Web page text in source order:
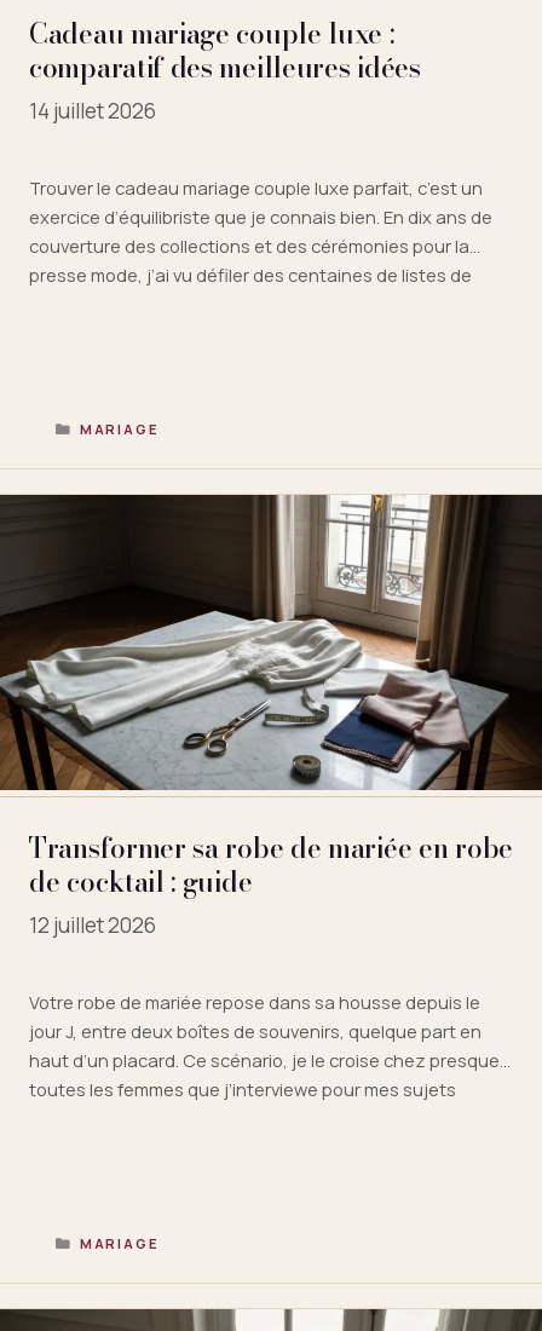
Cadeau mariage couple luxe :
comparatif des meilleures idées
14 juillet 2026
Trouver le cadeau mariage couple luxe parfait, c’est un
exercice d’équilibriste que je connais bien. En dix ans de
couverture des collections et des cérémonies pour la
presse mode, j’ai vu défiler des centaines de listes de
CATÉGORIES
MARIAGE
Transformer sa robe de mariée en robe
de cocktail : guide
12 juillet 2026
Votre robe de mariée repose dans sa housse depuis le
jour J, entre deux boîtes de souvenirs, quelque part en
haut d’un placard. Ce scénario, je le croise chez presque
toutes les femmes que j’interviewe pour mes sujets
CATÉGORIES
MARIAGE